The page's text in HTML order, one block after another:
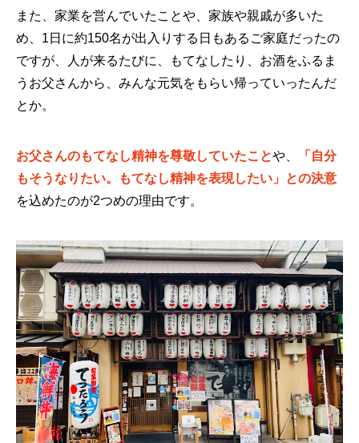
また、家業を営んでいたことや、家族や親戚が多いた
め、1日に約150名が出入りする日もあるご家庭だったの
ですが、人が来るたびに、もてなしたり、お酒をふるま
うお父さんから、みんな元気をもらい帰っていったんだ
とか。
お父さんのもてなし精神を尊敬していたことや、
「自分
もそうなりたい。もてなし精神を表現したい」との決意
を込めたのが2つめの理由です。